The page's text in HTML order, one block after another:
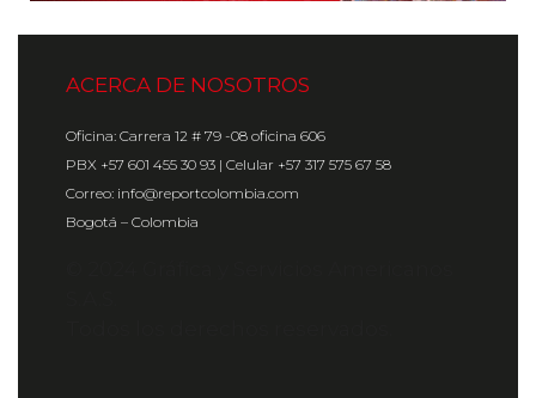
ACERCA DE NOSOTROS
Oficina: Carrera 12 # 79 -08 oficina 606
PBX +57 601 455 30 93 | Celular +57 317 575 67 58
Correo: info@reportcolombia.com
Bogotá – Colombia